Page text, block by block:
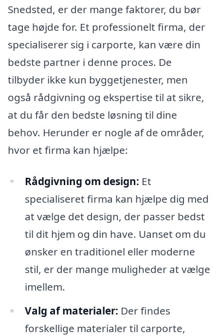
Snedsted, er der mange faktorer, du bør
tage højde for. Et professionelt firma, der
specialiserer sig i carporte, kan være din
bedste partner i denne proces. De
tilbyder ikke kun byggetjenester, men
også rådgivning og ekspertise til at sikre,
at du får den bedste løsning til dine
behov. Herunder er nogle af de områder,
hvor et firma kan hjælpe:
Rådgivning om design: Et
specialiseret firma kan hjælpe dig med
at vælge det design, der passer bedst
til dit hjem og din have. Uanset om du
ønsker en traditionel eller moderne
stil, er der mange muligheder at vælge
imellem.
Valg af materialer: Der findes
forskellige materialer til carporte,